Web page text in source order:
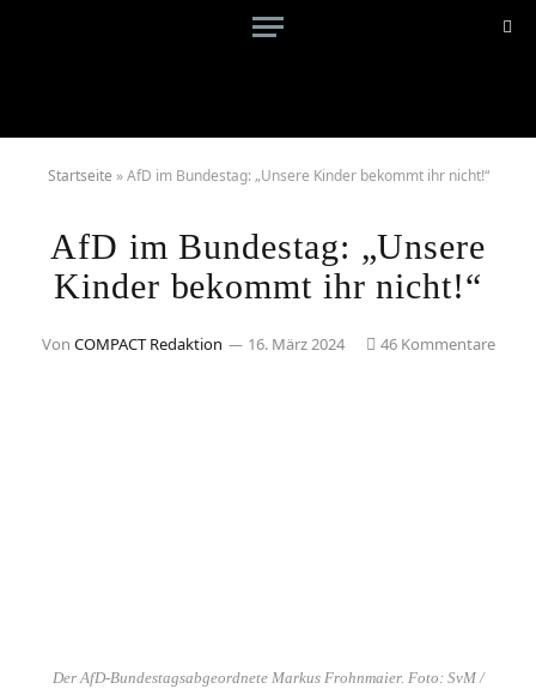
Startseite »AfD im Bundestag: „Unsere Kinder bekommt ihr nicht!“
AfD im Bundestag: „Unsere
Kinder bekommt ihr nicht!“
Von COMPACT Redaktion 16. März 2024 46 Kommentare
Der AfD-Bundestagsabgeordnete Markus Frohnmaier. Foto: SvM /